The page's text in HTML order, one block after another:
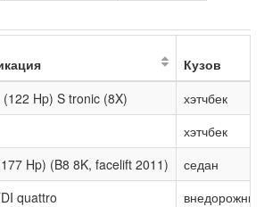
Кузов
Hp) S tronic (8X)
хэтчбек
хэтчбек
Hp) (B8 8K, facelift 2011)
седан
quattro внедорожник